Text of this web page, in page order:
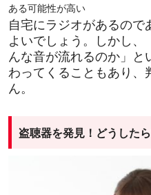
ある可能性が高い
自宅にラジオがあるので
よいでしょう。しかし
んな音が流れるのか」
わってくることもあり
ん。
盗聴器を発見！どうした